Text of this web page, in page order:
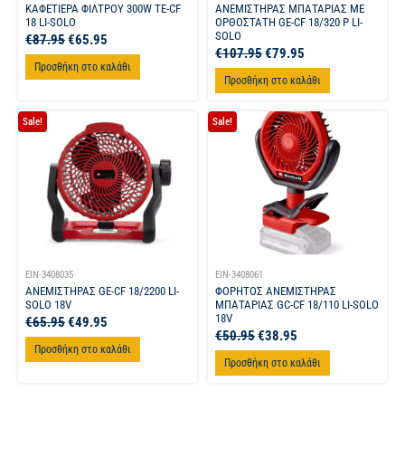
ΚΑΦΕΤΙΕΡΑ ΦΙΛΤΡΟΥ 300W TE-CF
18 LI-SOLO
€87.95€65.95
Προσθήκη στο καλάθι
ΑΝΕΜΙΣΤΗΡΑΣ ΜΠΑΤΑΡΙΑΣ ΜΕ
ΟΡΘΟΣΤΑΤΗ GE-CF 18/320 P LI-
SOLO
€107.95€79.95
Προσθήκη στο καλάθι
Sale!
EIN-3408035
ΑΝΕΜΙΣΤΗΡΑΣ GE-CF 18/2200 LI-
SOLO 18V
€65.95€49.95
Προσθήκη στο καλάθι
Sale!
EIN-3408061
ΦΟΡΗΤΟΣ ΑΝΕΜΙΣΤΗΡΑΣ
ΜΠΑΤΑΡΙΑΣ GC-CF 18/110 LI-SOLO
18V
€50.95€38.95
Προσθήκη στο καλάθι